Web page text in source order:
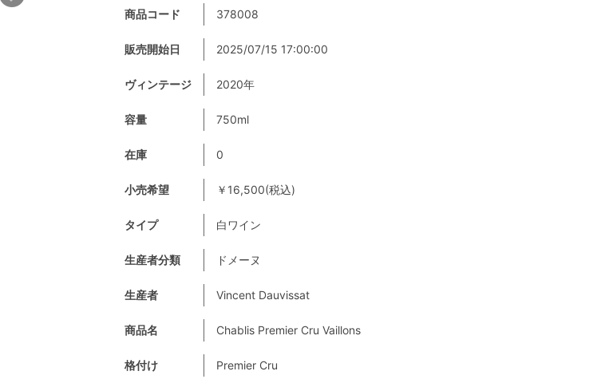
商品コード 378008
販売開始日 2025/07/15 17:00:00
ヴィンテージ 2020年
容量 750ml
在庫 0
小売希望 ￥16,500(税込)
タイプ 白ワイン
生産者分類 ドメーヌ
生産者 Vincent Dauvissat
商品名 Chablis Premier Cru Vaillons
格付け Premier Cru